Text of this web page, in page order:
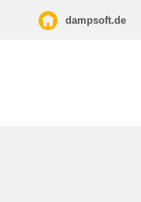
dampsoft.de